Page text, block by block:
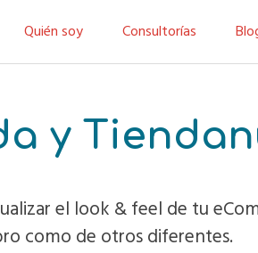
Quién soy Consultorías
y
el look & feel de tu
como de otros diferentes.